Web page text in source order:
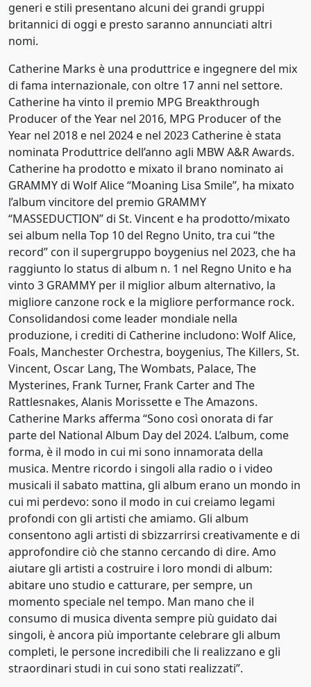
Techno
Teen pop
Trap
Urban Pop
1991
1992
1993
1994
1995
1996
1997
1998
1999
2000
2001
2002
2003
2004
2005
2007
2008
2009
2010
2011
2012
2013
2014
generi e stili presentano alcuni dei grandi gruppi
britannici di oggi e presto saranno annunciati altri
nomi.
Catherine Marks è una produttrice e ingegnere del mix
di fama internazionale, con oltre 17 anni nel settore.
Catherine ha vinto il premio MPG Breakthrough
Producer of the Year nel 2016, MPG Producer of the
Year nel 2018 e nel 2024 e nel 2023 Catherine è stata
nominata Produttrice dell’anno agli MBW A&R Awards.
Catherine ha prodotto e mixato il brano nominato ai
GRAMMY di Wolf Alice “Moaning Lisa Smile”, ha mixato
l’album vincitore del premio GRAMMY
“MASSEDUCTION” di St. Vincent e ha prodotto/mixato
sei album nella Top 10 del Regno Unito, tra cui “the
record” con il supergruppo boygenius nel 2023, che ha
raggiunto lo status di album n. 1 nel Regno Unito e ha
vinto 3 GRAMMY per il miglior album alternativo, la
migliore canzone rock e la migliore performance rock.
Consolidandosi come leader mondiale nella
produzione, i crediti di Catherine includono: Wolf Alice,
Foals, Manchester Orchestra, boygenius, The Killers, St.
Vincent, Oscar Lang, The Wombats, Palace, The
Mysterines, Frank Turner, Frank Carter and The
Rattlesnakes, Alanis Morissette e The Amazons.
Catherine Marks afferma “Sono così onorata di far
parte del National Album Day del 2024. L’album, come
forma, è il modo in cui mi sono innamorata della
musica. Mentre ricordo i singoli alla radio o i video
musicali il sabato mattina, gli album erano un mondo in
cui mi perdevo: sono il modo in cui creiamo legami
profondi con gli artisti che amiamo. Gli album
consentono agli artisti di sbizzarrirsi creativamente e di
approfondire ciò che stanno cercando di dire. Amo
aiutare gli artisti a costruire i loro mondi di album:
abitare uno studio e catturare, per sempre, un
momento speciale nel tempo. Man mano che il
consumo di musica diventa sempre più guidato dai
singoli, è ancora più importante celebrare gli album
completi, le persone incredibili che li realizzano e gli
straordinari studi in cui sono stati realizzati”.